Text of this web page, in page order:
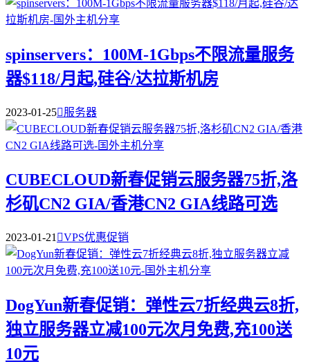
spinservers：100M-1Gbps不限流量服务
器$118/月起,硅谷/达拉斯机房
2023-01-25服务器
CUBECLOUD新春促销云服务器75折,洛
杉矶CN2 GIA/香港CN2 GIA线路可选
2023-01-21 VPS优惠促销
DogYun新春促销：弹性云7折经典云8折,
独立服务器立减100元次月免费,充100送
10元